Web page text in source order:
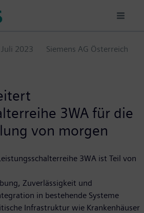
2023
Siemens AG Österreich
3WA für die
von morgen
3WA ist Teil von
Zuverlässigkeit und
in bestehende Systeme
Infrastruktur wie Krankenhäuser